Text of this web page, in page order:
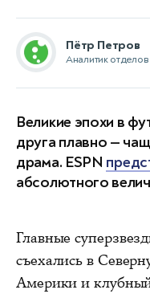
Пётр Петров
Аналитик
Великие эпохи в
друга плавно —
драма. ESPN
абсолютного
Главные
съехались в
Америки и